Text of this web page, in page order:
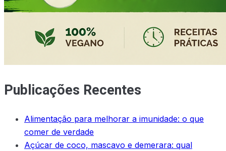
Publicações Recentes
Alimentação para melhorar a imunidade: o que
comer de verdade
Açúcar de coco, mascavo e demerara: qual